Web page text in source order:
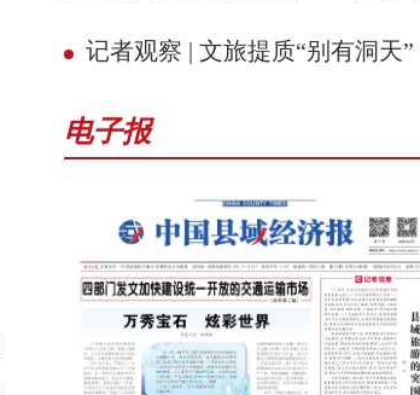
记者观察 | 文旅提质“别有洞天”
电子报